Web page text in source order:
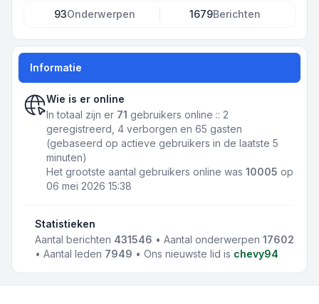
93Onderwerpen 1679Berichten
Informatie
Wie is er online
In totaal zijn er 71 gebruikers online :: 2
geregistreerd, 4 verborgen en 65 gasten
(gebaseerd op actieve gebruikers in de laatste 5
minuten)
Het grootste aantal gebruikers online was 10005 op
06 mei 2026 15:38
Statistieken
Aantal berichten 431546 • Aantal onderwerpen17602
• Aantal leden 7949 • Ons nieuwste lid is chevy94